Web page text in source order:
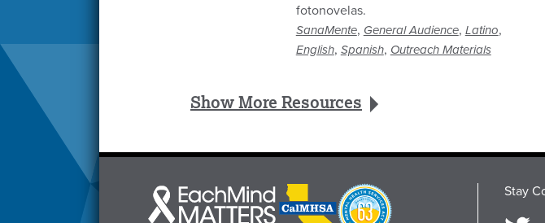
fotonovelas.
SanaMente, General Audience, Latino,
English, Spanish, Outreach Materials
Show More Resources
Each
Mind
CalMHSA
logo
Proposition
63
Stay